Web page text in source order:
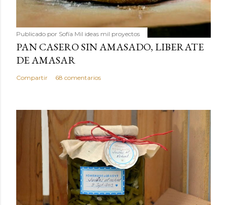
Publicado por Sofía Mil ideas mil proyectos
PAN CASERO SIN AMASADO, LIBERATE
DE AMASAR
Compartir 68 comentarios